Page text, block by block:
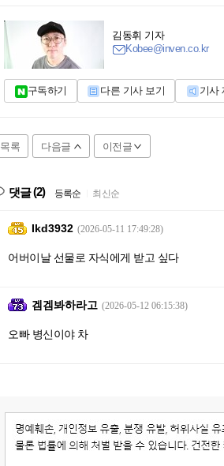
김동휘 기자
Kobee@inven.co.kr
구독하기 다른 기사 보기 기사
목록 다음글 이전글
댓글(2) 등록순 최신순
Ikd3932 (2026-05-11 17:49:28)
어버이날 선물로 자식에게 받고 싶다
겜겜봐하라고 (2026-05-12 06:15:38)
오빠 병신이야 차